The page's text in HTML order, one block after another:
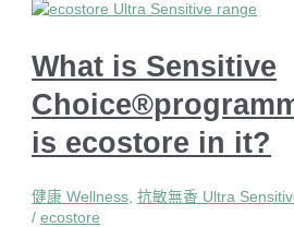
What is Sensitive
is ecostore in it?
健康 Wellness ,抗敏無香 Ultra
/ecostore